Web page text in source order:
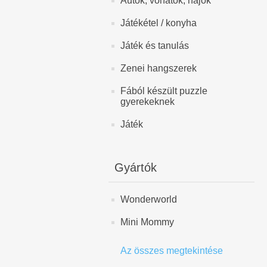
Játékétel / konyha
Játék és tanulás
Zenei hangszerek
Fából készült puzzle
gyerekeknek
Játék
Gyártók
Wonderworld
Mini Mommy
Az összes megtekintése